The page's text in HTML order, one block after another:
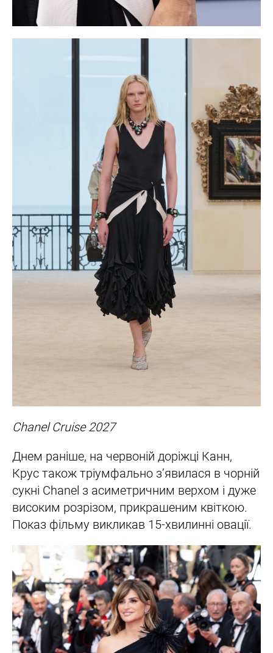
Chanel Cruise 2027
Днем раніше, на червоній доріжці Канн,
Крус також тріумфально з’явилася в чорній
сукні Chanel з асиметричним верхом і дуже
високим розрізом, прикрашеним квіткою.
Показ фільму викликав 15-хвилинні овації.